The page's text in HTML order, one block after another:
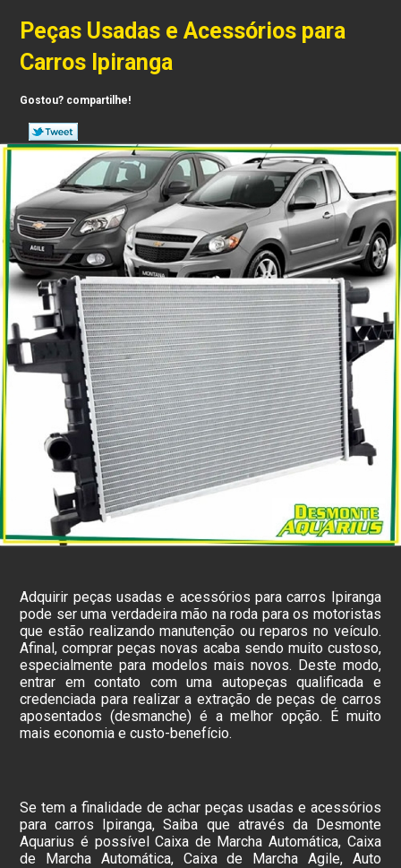
Peças Usadas e Acessórios para
Carros Ipiranga
Gostou? compartilhe!
Adquirir peças usadas e acessórios para carros Ipiranga
pode ser uma verdadeira mão na roda para os motoristas
que estão realizando manutenção ou reparos no veículo.
Afinal, comprar peças novas acaba sendo muito custoso,
especialmente para modelos mais novos. Deste modo,
entrar em contato com uma autopeças qualificada e
credenciada para realizar a extração de peças de carros
aposentados (desmanche) é a melhor opção. É muito
mais economia e custo-benefício.
Se tem a finalidade de achar peças usadas e acessórios
para carros Ipiranga, Saiba que através da Desmonte
Aquarius é possível Caixa de Marcha Automática, Caixa
de Marcha Automática, Caixa de Marcha Agile, Auto